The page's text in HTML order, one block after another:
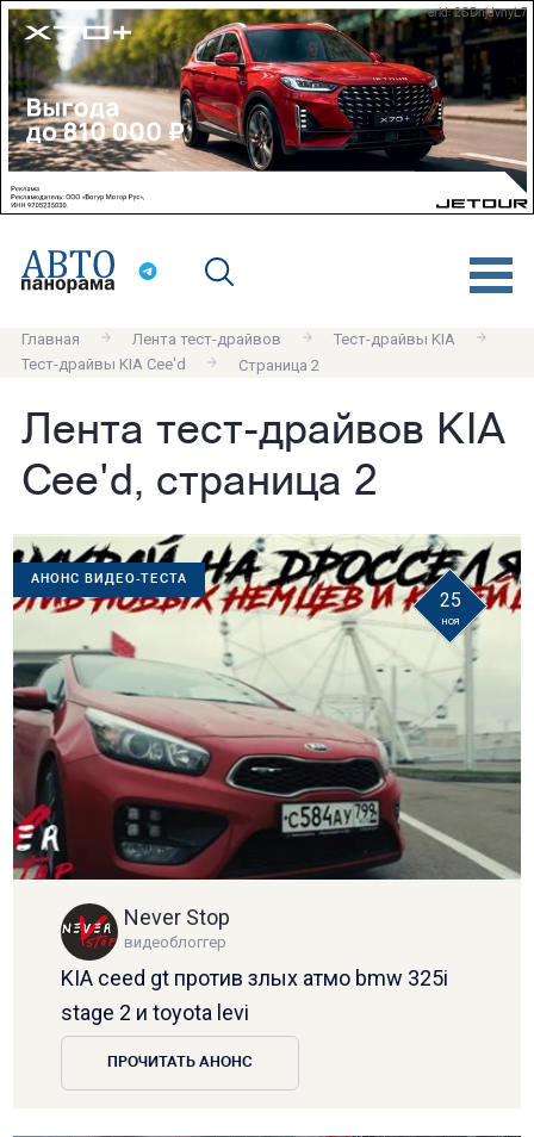
erid: 2SDnjdvnyL7
Главная Лента тест-драйвов
Тест-драйвы KIA
Тест-драйвы KIA Cee'd
Страница 2
Лента тест-драйвов KIA
Cee'd, страница 2
АНОНС ВИДЕО-ТЕСТА
25
ноя
Never Stop
видеоблоггер
KIA ceed gt против злых атмо bmw 325i
stage 2 и toyota levi
ПРОЧИТАТЬ АНОНС